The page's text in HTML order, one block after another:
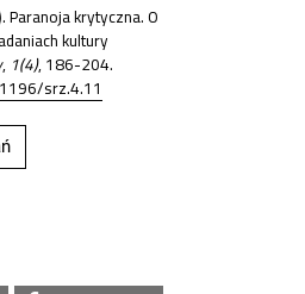
Paranoja krytyczna. O
kultury
, 1(4), 186-204.
srz.4.11